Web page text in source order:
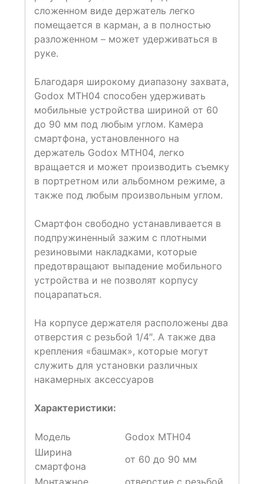
сложенном виде держатель легко
помещается в карман, а в полностью
разложенном – может удерживаться в
руке.
Благодаря широкому диапазону захвата,
Godox MTH04 способен удерживать
мобильные устройства шириной от 60
до 90 мм под любым углом. Камера
смартфона, установленного на
держатель Godox MTH04, легко
вращается и может производить съемку
в портретном или альбомном режиме, а
также под любым произвольным углом.
Смартфон свободно устанавливается в
подпружиненный зажим с плотными
резиновыми накладками, которые
предотвращают выпадение мобильного
устройства и не позволят корпусу
поцарапаться.
На корпусе держателя расположены два
отверстия с резьбой 1/4″. А также два
крепления «башмак», которые могут
служить для установки различных
накамерных аксессуаров
Характеристики:
Модель
Godox MTH04
Ширина
смартфона
от 60 до 90 мм
Монтажное
отверстие с резьбой